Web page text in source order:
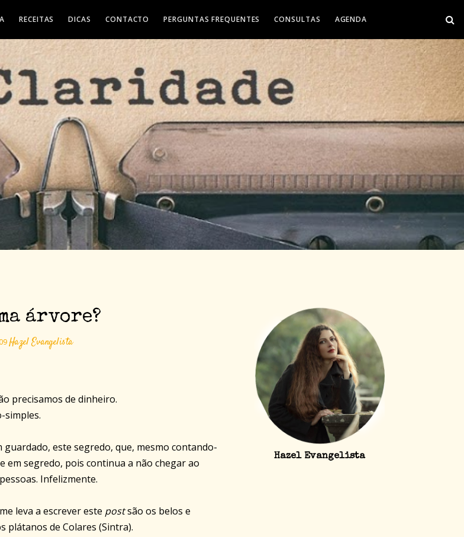
RECEITAS DICAS CONTACTO PERGUNTAS FREQUENTES CONSULTAS AGENDA
árvore?
Hazel Evangelista
precisamos de dinheiro.
simples.
guardado, este segredo, que, mesmo contando-
em segredo, pois continua a não chegar ao
Infelizmente.
leva a escrever este postsão os belos e
plátanos de Colares (Sintra).
Hazel Evangelista